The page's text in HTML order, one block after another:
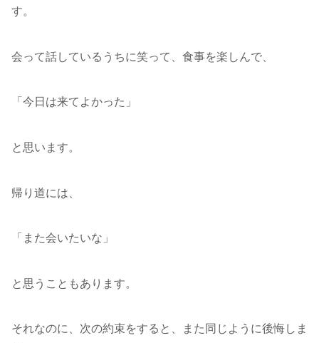
す。
会って話しているうちに笑って、食事を楽しんで、
「今日は来てよかった」
と思います。
帰り道には、
「また会いたいな」
と思うこともあります。
それなのに、次の約束をすると、また同じように後悔しま